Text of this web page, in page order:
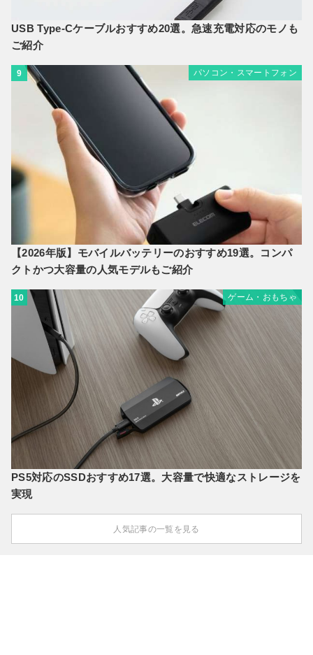
USB Type-Cケーブルおすすめ20選。急速充電対応のモノも
ご紹介
9 パソコン・スマートフォン
【2026年版】モバイルバッテリーのおすすめ19選。コンパ
クトかつ大容量の人気モデルもご紹介
10 ゲーム・おもちゃ
PS5対応のSSDおすすめ17選。大容量で快適なストレージを
実現
人気記事の一覧を見る